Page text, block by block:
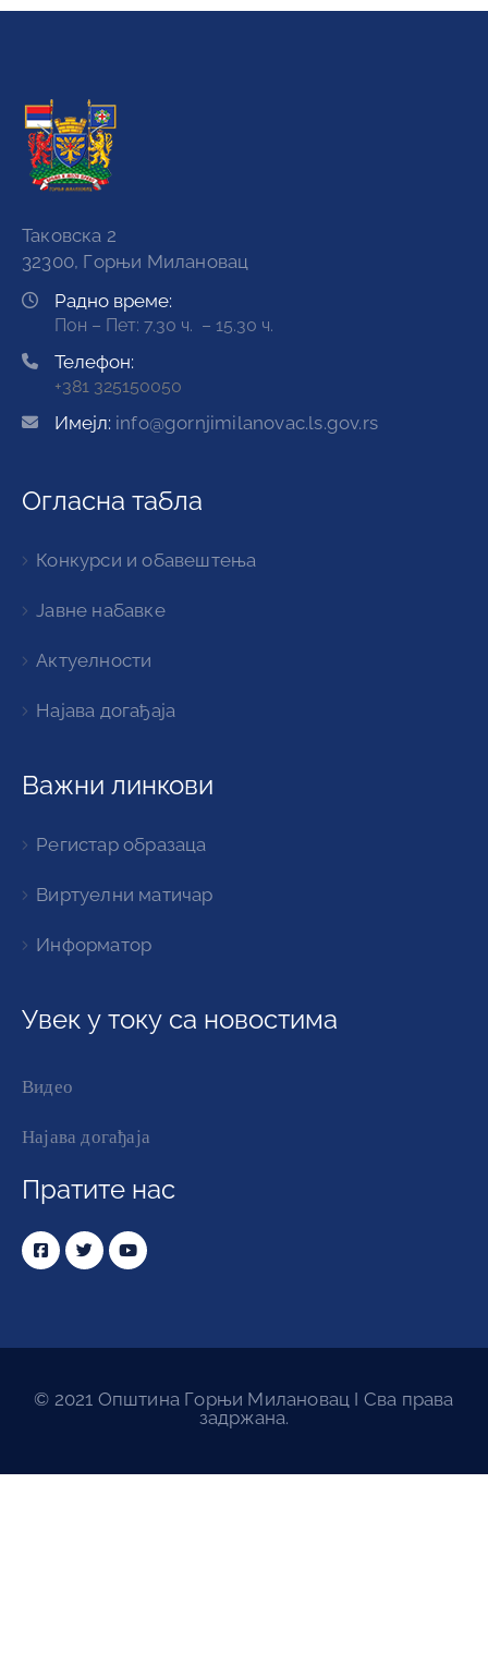
Таковска 2
32300, Горњи Милановац
Радно време:
Пон – Пет: 7.30 ч. – 15.30 ч.
Телефон:
+381 325150050
Имејл: info@gornjimilanovac.ls.gov.rs
Огласна табла
Конкурси и обавештења
Јавне набавке
Актуелности
Најава догађаја
Важни линкови
Регистар образаца
Виртуелни матичар
Информатор
Увек у току са новостима
Видео
Најава догађаја
Пратите нас
© 2021 Општина Горњи Милановац I Сва права
задржана.